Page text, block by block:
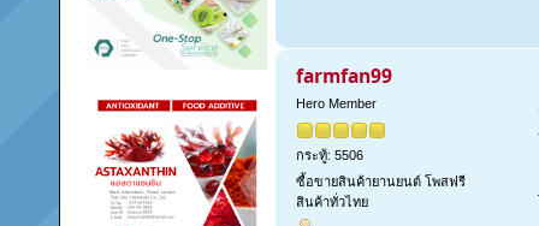
farmfan99
Hero Member
กระทู้: 5506
ซื้อขายสินค้ายานยนต์ โพสฟรี
สินค้าทั่วไทย